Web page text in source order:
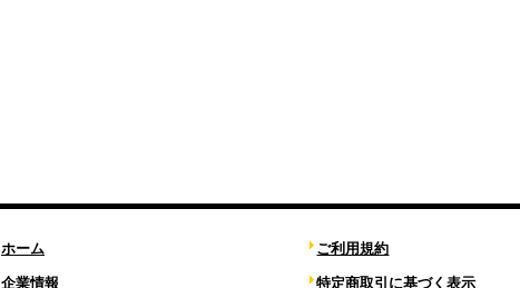
ホーム
企業情報
ご利用規約
特定商取引に基づく表示